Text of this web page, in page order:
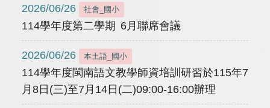
2026/06/26 社會_國小
114學年度第二學期 6月聯席會議
2026/06/26 本土語_國小
114學年度閩南語文教學師資培訓研習於115年7
月8日(三)至7月14日(二)09:00-16:00辦理